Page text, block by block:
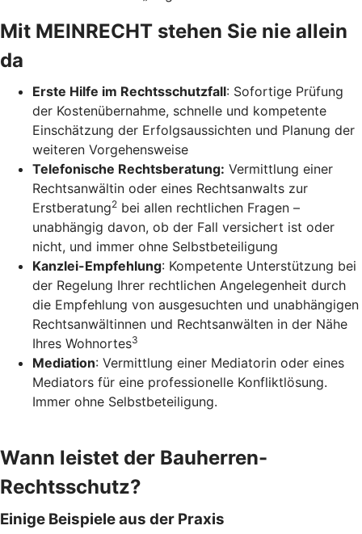
Mit MEINRECHT stehen Sie nie allein
da
Erste Hilfe im Rechtsschutzfall: Sofortige Prüfung
der Kostenübernahme, schnelle und kompetente
Einschätzung der Erfolgsaussichten und Planung der
weiteren Vorgehensweise
Telefonische Rechtsberatung: Vermittlung einer
Rechtsanwältin oder eines Rechtsanwalts zur
Erstberatung2 bei allen rechtlichen Fragen –
unabhängig davon, ob der Fall versichert ist oder
nicht, und immer ohne Selbstbeteiligung
Kanzlei-Empfehlung: Kompetente Unterstützung bei
der Regelung Ihrer rechtlichen Angelegenheit durch
die Empfehlung von ausgesuchten und unabhängigen
Rechtsanwältinnen und Rechtsanwälten in der Nähe
Ihres Wohnortes3
Mediation: Vermittlung einer Mediatorin oder eines
Mediators für eine professionelle Konfliktlösung.
Immer ohne Selbstbeteiligung.
Wann leistet der Bauherren-
Rechtsschutz?
Einige Beispiele aus der Praxis